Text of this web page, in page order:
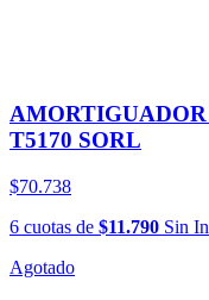
T5170 SORL
$70.738
6 cuotas de $11.790 Sin
Agotado